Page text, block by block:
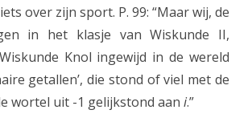
over zijn sport. P. 99: “Maar wij, de
in het klasje van Wiskunde II,
Knol ingewijd in de wereld
getallen’, die stond of viel met de
wortel uit -1 gelijkstond aan i.”